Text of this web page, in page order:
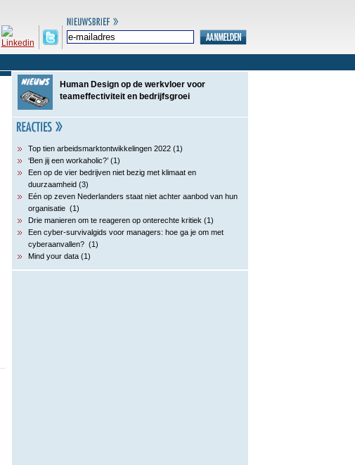
Human Design op de werkvloer voor
teameffectiviteit en bedrijfsgroei
Top tien arbeidsmarktontwikkelingen 2022 (1)
‘Ben jij een workaholic?’ (1)
Een op de vier bedrijven niet bezig met klimaat en
duurzaamheid (3)
Eén op zeven Nederlanders staat niet achter aanbod van hun
organisatie (1)
Drie manieren om te reageren op onterechte kritiek (1)
Een cyber-survivalgids voor managers: hoe ga je om met
cyberaanvallen? (1)
Mind your data (1)